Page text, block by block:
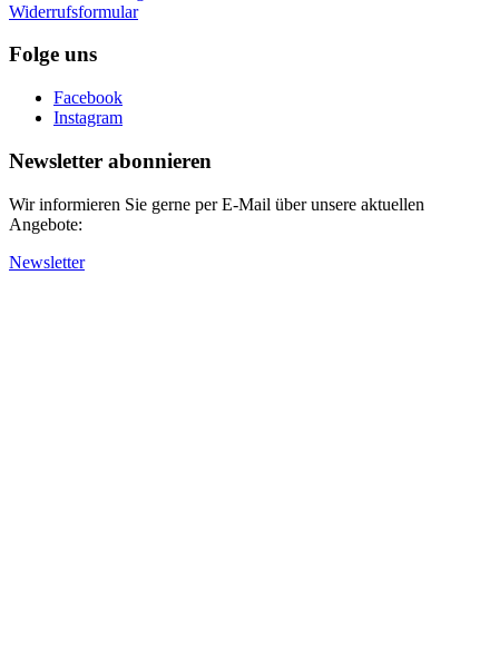
Widerrufsformular
Folge uns
Facebook
Instagram
Newsletter abonnieren
Wir informieren Sie gerne per E-Mail über unsere aktuellen
Angebote:
Newsletter